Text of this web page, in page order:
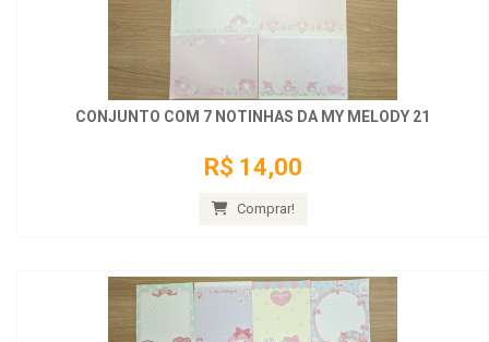
CONJUNTO COM 7 NOTINHAS DA MY MELODY 21
R$ 14,00
Comprar!